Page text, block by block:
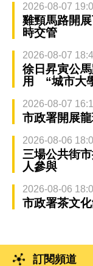
2026-08-07
雞頸馬路開
時交管
2026-08-07
徐日昇寅公
用 “城市大
2026-08-07
市政署開展
2026-08-06
三場公共街
人參與
2026-08-06
市政署茶文
訂閱頻道